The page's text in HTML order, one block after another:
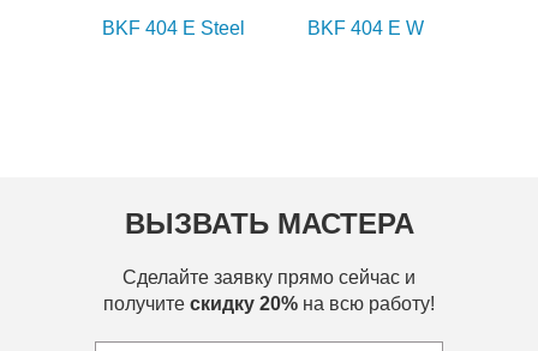
BKF 404 E Steel
BKF 404 E W
ВЫЗВАТЬ МАСТЕРА
Сделайте заявку прямо сейчас и
получите скидку 20% на всю работу!